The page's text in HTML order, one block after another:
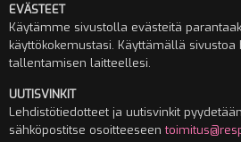
EVÄSTEET
Käytämme sivustolla evästeitä
käyttökokemustasi. Käyttämällä sivustoa
tallentamisen laitteellesi.
UUTISVINKIT
Lehdistötiedotteet ja uutisvinkit
sähköpostitse osoitteeseen